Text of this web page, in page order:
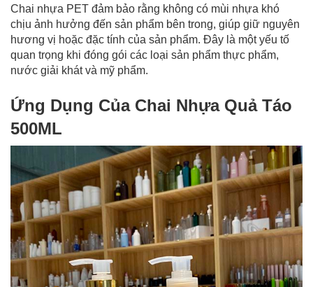
Chai nhựa PET đảm bảo rằng không có mùi nhựa khó
chịu ảnh hưởng đến sản phẩm bên trong, giúp giữ nguyên
hương vị hoặc đặc tính của sản phẩm. Đây là một yếu tố
quan trọng khi đóng gói các loại sản phẩm thực phẩm,
nước giải khát và mỹ phẩm.
Ứng Dụng Của Chai Nhựa Quả Táo
500ML